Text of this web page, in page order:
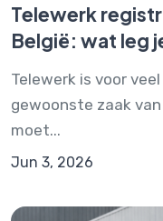
Telewerk
België: wat leg
Telewerk is voor
gewoonste zaak
moet...
Jun 3, 2026